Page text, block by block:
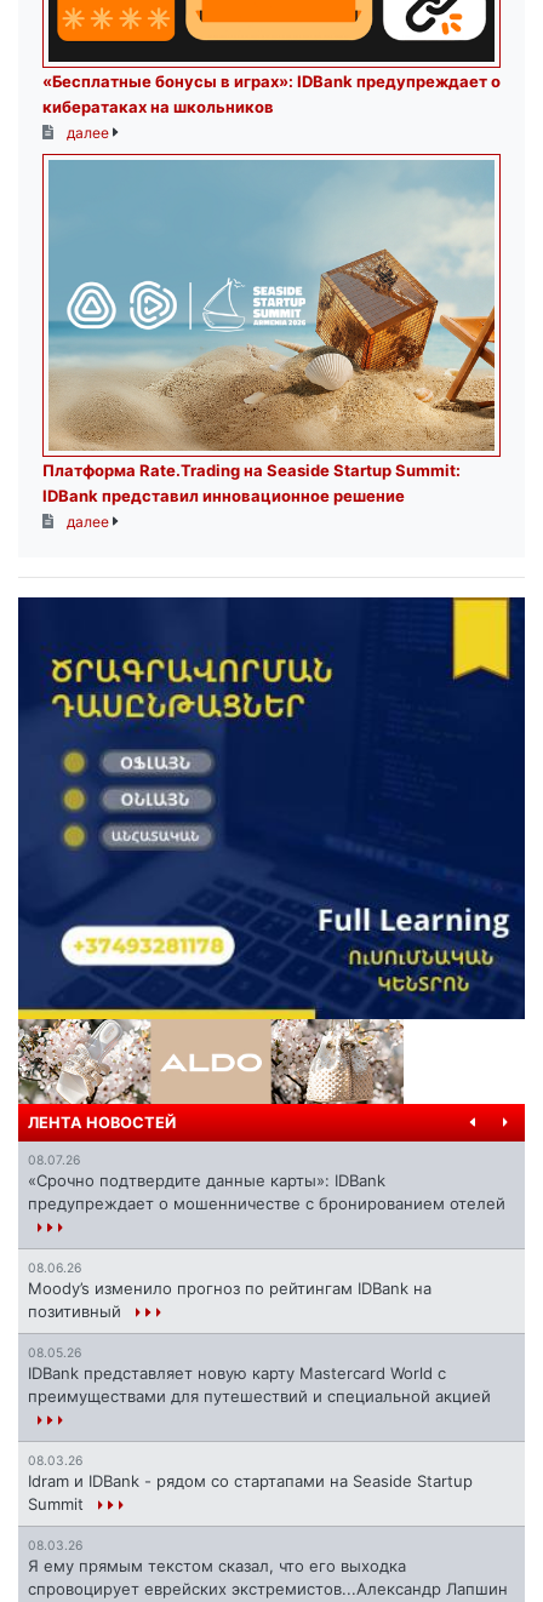
«Бесплатные бонусы в играх»: IDBank предупреждает о
кибератаках на школьников
далее
Платформа Rate.Trading на Seaside Startup Summit:
IDBank представил инновационное решение
далее
ЛЕНТА НОВОСТЕЙ
08.07.26
«Срочно подтвердите данные карты»: IDBank
предупреждает о мошенничестве с бронированием отелей
08.06.26
Moody’s изменило прогноз по рейтингам IDBank на
позитивный
08.05.26
IDBank представляет новую карту Mastercard World с
преимуществами для путешествий и специальной акцией
08.03.26
Idram и IDBank - рядом со стартапами на Seaside Startup
Summit
08.03.26
Я ему прямым текстом сказал, что его выходка
спровоцирует еврейских экстремистов...Александр Лапшин